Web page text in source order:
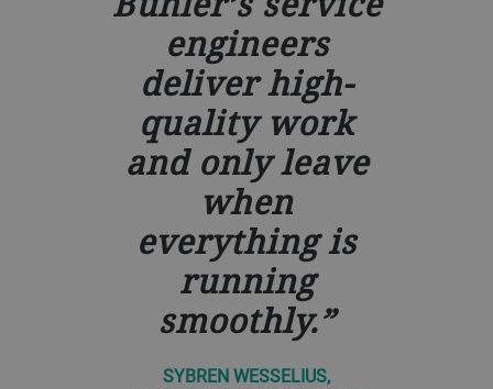
engineers
deliver high-
quality work
and only leave
when
everything is
running
smoothly.
SYBREN WESSELIUS,